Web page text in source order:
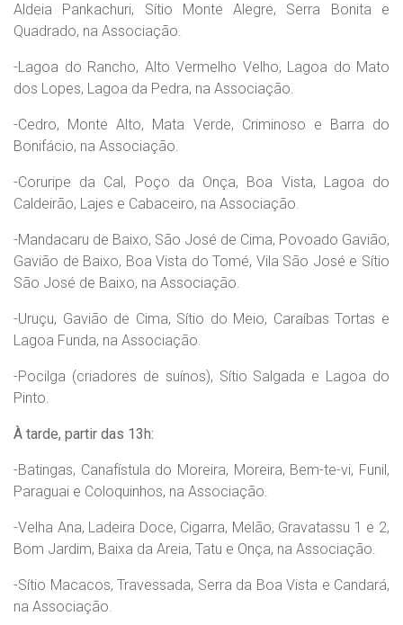
Aldeia Pankachuri, Sítio Monte Alegre, Serra Bonita e
Quadrado, na Associação.
-Lagoa do Rancho, Alto Vermelho Velho, Lagoa do Mato
dos Lopes, Lagoa da Pedra, na Associação.
-Cedro, Monte Alto, Mata Verde, Criminoso e Barra do
Bonifácio, na Associação.
-Coruripe da Cal, Poço da Onça, Boa Vista, Lagoa do
Caldeirão, Lajes e Cabaceiro, na Associação.
-Mandacaru de Baixo, São José de Cima, Povoado Gavião,
Gavião de Baixo, Boa Vista do Tomé, Vila São José e Sítio
São José de Baixo, na Associação.
-Uruçu, Gavião de Cima, Sítio do Meio, Caraíbas Tortas e
Lagoa Funda, na Associação.
-Pocilga (criadores de suínos), Sítio Salgada e Lagoa do
Pinto.
À tarde, partir das 13h:
-Batingas, Canafístula do Moreira, Moreira, Bem-te-vi, Funil,
Paraguai e Coloquinhos, na Associação.
-Velha Ana, Ladeira Doce, Cigarra, Melão, Gravatassu 1 e 2,
Bom Jardim, Baixa da Areia, Tatu e Onça, na Associação.
-Sítio Macacos, Travessada, Serra da Boa Vista e Candará,
na Associação.